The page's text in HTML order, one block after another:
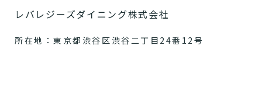
レバレジーズダイニング株式会社
所在地：東京都渋谷区渋谷二丁目24番12号